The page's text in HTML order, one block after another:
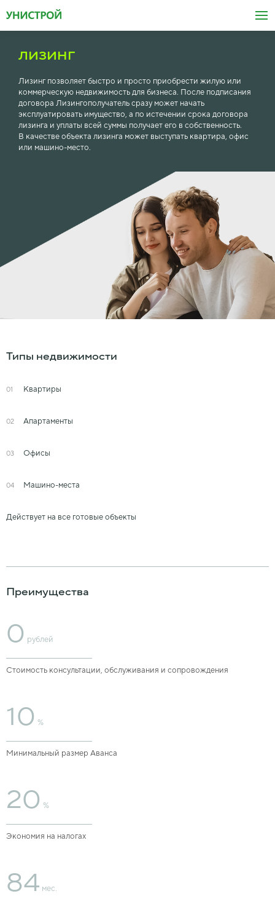
ЛИЗИНГ
Лизинг позволяет быстро и просто приобрести жилую или
коммерческую недвижимость для бизнеса. После подписания
договора Лизингополучатель сразу может начать
эксплуатировать имущество, а по истечении срока договора
лизинга и уплаты всей суммы получает его в собственность.
В качестве объекта лизинга может выступать квартира, офис
или машино-место.
Типы недвижимости
01 Квартиры
02 Апартаменты
03 Офисы
04 Машино-места
Действует на все готовые объекты
Преимущества
0 рублей
Стоимость консультации, обслуживания и сопровождения
10 %
Минимальный размер Аванса
20 %
Экономия на налогах
84 мес.